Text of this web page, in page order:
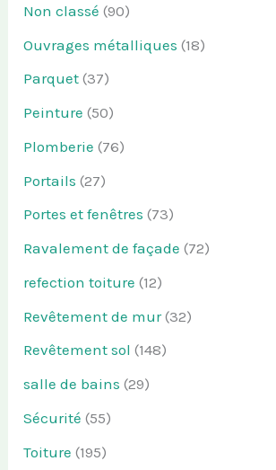
Non classé (90)
Ouvrages métalliques (18)
Parquet (37)
Peinture (50)
Plomberie (76)
Portails (27)
Portes et fenêtres (73)
Ravalement de façade (72)
refection toiture (12)
Revêtement de mur(32)
Revêtement sol (148)
salle de bains (29)
Sécurité (55)
Toiture (195)